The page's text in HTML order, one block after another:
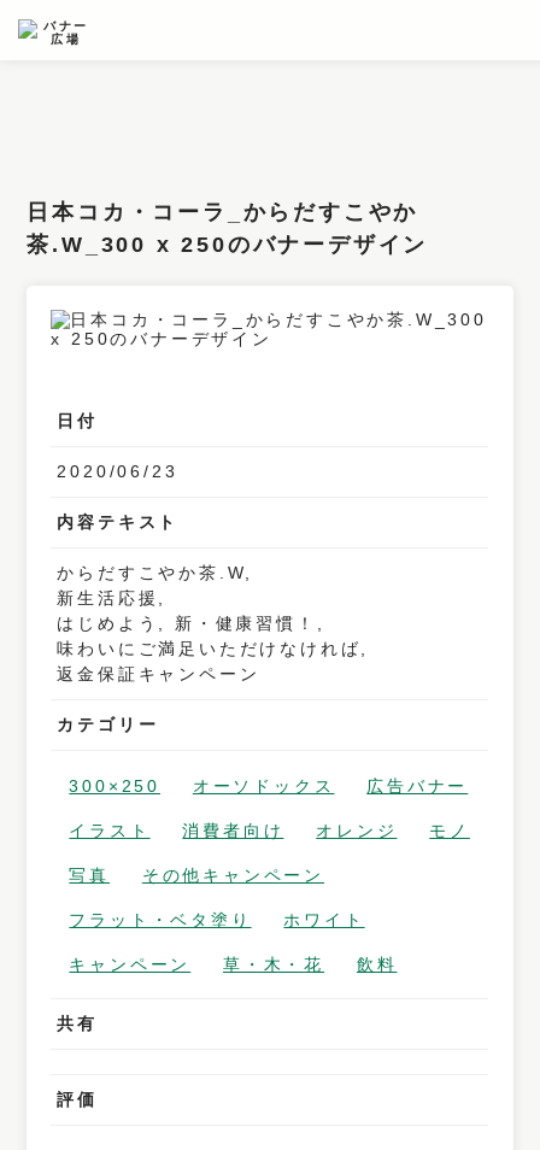
フィルター
カラー
デザイン
タイプ
要素
日本コカ・コーラ_からだすこやか
茶.W_300 x 250のバナーデザイン
日付
2020/06/23
内容テキスト
からだすこやか茶.W,
新生活応援,
はじめよう, 新・健康習慣！,
味わいにご満足いただけなければ,
返金保証キャンペーン
カテゴリー
300×250 オーソドックス 広告バナー
イラスト 消費者向け オレンジ モノ
写真 その他キャンペーン
フラット・ベタ塗り ホワイト
キャンペーン 草・木・花 飲料
共有
評価